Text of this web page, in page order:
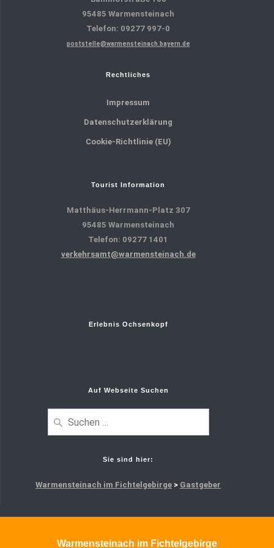
95485 Warmensteinach
Telefon: 09277 997-0
poststelle@warmensteinach.bayern.de
Rechtliches
Impressum
Datenschutzerklärung
Cookie-Richtlinie (EU)
Tourist Information
Matthäus-Herrmann-Platz 307
95485 Warmensteinach
Telefon: 09277 1401
verkehrsamt@warmensteinach.de
Erlebnis Ochsenkopf
Auf Webseite Suchen
Suchen
nach:
Sie sind hier:
Warmensteinach im Fichtelgebirge > Gastgeber
Warmensteinach im Fichtelgebirge